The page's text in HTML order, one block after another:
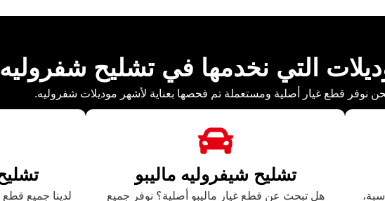
التي نخدمها في تشليح شفروليه
نوفر قطع غيار أصلية ومستعملة تم فحصها بعناية لأشهر موديلات شفروليه.
تشليح شيفروليه ماليبو
هل تبحث عن قطع غيار ماليبو أصلية؟ نوفر جميع
لدينا جميع